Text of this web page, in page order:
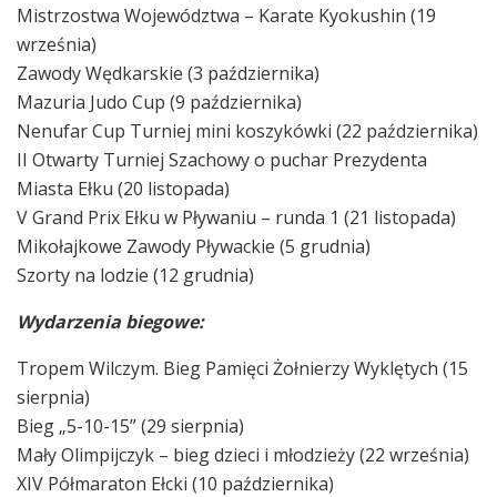
Mistrzostwa Województwa – Karate Kyokushin (19
września)
Zawody Wędkarskie (3 października)
Mazuria Judo Cup (9 października)
Nenufar Cup Turniej mini koszykówki (22 października)
II Otwarty Turniej Szachowy o puchar Prezydenta
Miasta Ełku (20 listopada)
V Grand Prix Ełku w Pływaniu – runda 1 (21 listopada)
Mikołajkowe Zawody Pływackie (5 grudnia)
Szorty na lodzie (12 grudnia)
Wydarzenia biegowe:
Tropem Wilczym. Bieg Pamięci Żołnierzy Wyklętych (15
sierpnia)
Bieg „5-10-15” (29 sierpnia)
Mały Olimpijczyk – bieg dzieci i młodzieży (22 września)
XIV Półmaraton Ełcki (10 października)